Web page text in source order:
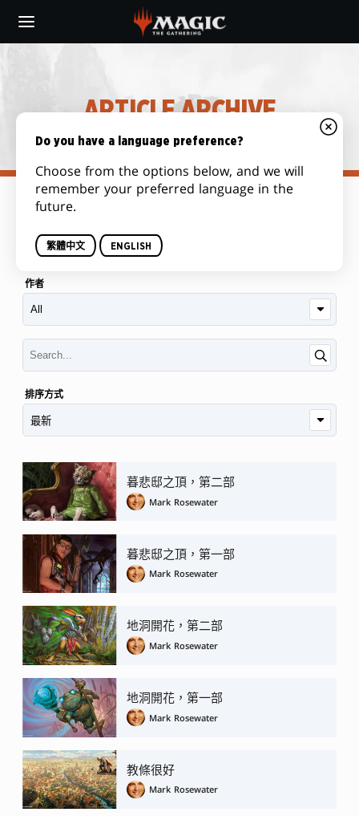
main
ARTICLE ARCHIVE
作者
排序方式
暮悲邸之頂，第二部
Mark Rosewater
暮悲邸之頂，第一部
Mark Rosewater
地洞開花，第二部
Mark Rosewater
地洞開花，第一部
Mark Rosewater
教條很好
Mark Rosewater
Do you have a language preference?
Choose from the options below, and we will
remember your preferred language in the
future.
繁體中文 ENGLISH